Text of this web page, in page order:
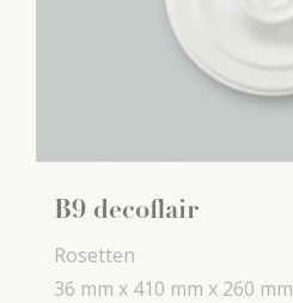
B9 decoflair
Rosetten
36 mm x 410 mm x 260 mm